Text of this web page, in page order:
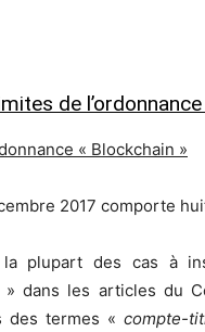
de
« Blockchain »
2017 comporte
plupart des cas à
» dans les articles du
des termes « compte-